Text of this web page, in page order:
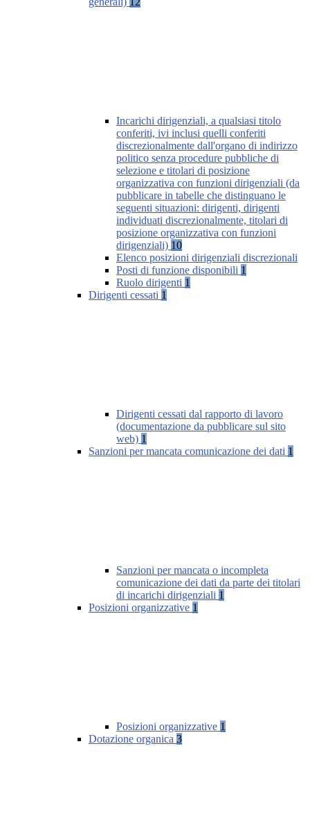
Incarichi dirigenziali, a qualsiasi titolo
conferiti, ivi inclusi quelli conferiti
discrezionalmente dall'organo di indirizzo
politico senza procedure pubbliche di
selezione e titolari di posizione
organizzativa con funzioni dirigenziali (da
pubblicare in tabelle che distinguano le
seguenti situazioni: dirigenti, dirigenti
individuati discrezionalmente, titolari di
posizione organizzativa con funzioni
dirigenziali) 10
Elenco posizioni dirigenziali discrezionali
Posti di funzione disponibili 1
Ruolo dirigenti 1
Dirigenti cessati 1
Dirigenti cessati dal rapporto di lavoro
(documentazione da pubblicare sul sito
web) 1
Sanzioni per mancata comunicazione dei dati 1
Sanzioni per mancata o incompleta
comunicazione dei dati da parte dei titolari
di incarichi dirigenziali 1
Posizioni organizzative 1
Posizioni organizzative 1
Dotazione organica 3